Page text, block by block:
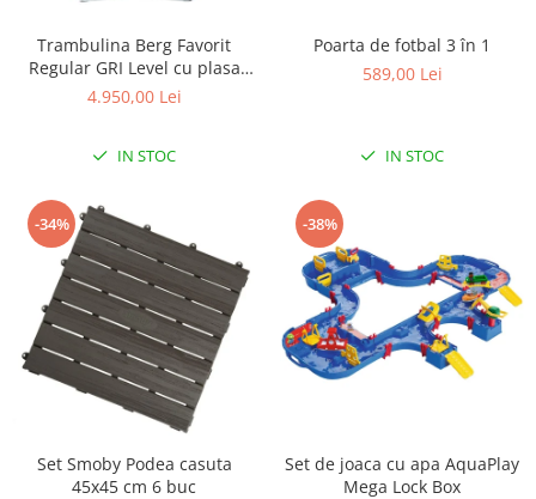
Trambulina Berg Favorit
Regular GRI Level cu plasa
Comfort 430
4.950,00 Lei
IN STOC
Poarta de fotbal 3 în 1
589,00 Lei
IN STOC
-34%
Set Smoby Podea casuta
45x45 cm 6 buc
-38%
Set de joaca cu apa AquaPlay
Mega Lock Box